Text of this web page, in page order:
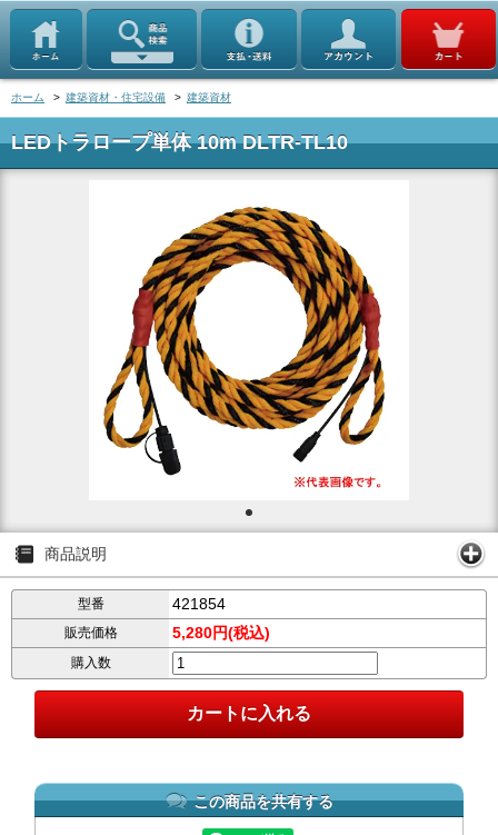
ホーム > 建築資材・住宅設備 > 建築資材
LEDトラロープ単体 10m DLTR-TL10
商品説明
型番 421854
販売価格 5,280円(税込)
購入数
この商品を共有する